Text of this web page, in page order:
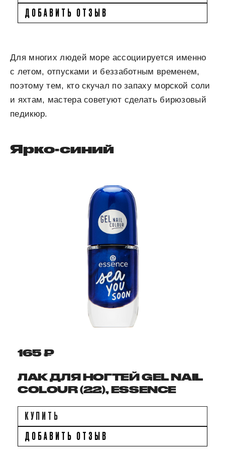
ДОБАВИТЬ ОТЗЫВ
Для многих людей море ассоциируется именно
с летом, отпусками и беззаботным временем,
поэтому тем, кто скучал по запаху морской соли
и яхтам, мастера советуют сделать бирюзовый
педикюр.
Ярко-синий
165 ₽
ЛАК ДЛЯ НОГТЕЙ GEL NAIL
COLOUR (22), ESSENCE
КУПИТЬ
ДОБАВИТЬ ОТЗЫВ